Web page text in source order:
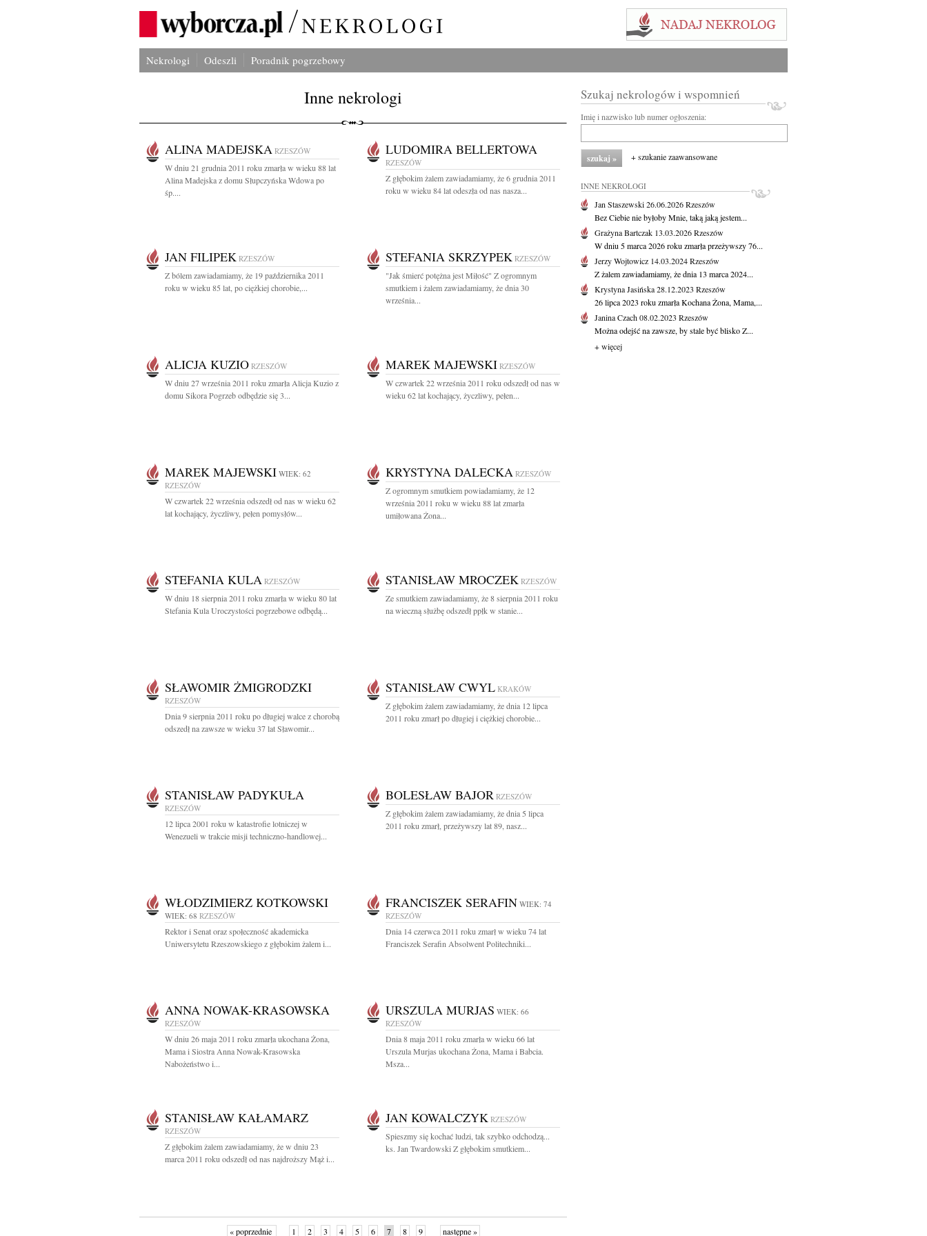
Nekrologi Odeszli Poradnik pogrzebowy
Inne nekrologi
ALINA MADEJSKA RZESZÓW
W dniu 21 grudnia 2011 roku zmarła w wieku 88 lat
Alina Madejska z domu Słupczyńska Wdowa po
śp....
LUDOMIRA BELLERTOWA
RZESZÓW
Z głębokim żalem zawiadamiamy, że 6 grudnia 2011
roku w wieku 84 lat odeszła od nas nasza...
JAN FILIPEK RZESZÓW
Z bólem zawiadamiamy, że 19 października 2011
roku w wieku 85 lat, po ciężkiej chorobie,...
STEFANIA SKRZYPEK RZESZÓW
"Jak śmierć potężna jest Miłość" Z ogromnym
smutkiem i żalem zawiadamiamy, że dnia 30
września...
ALICJA KUZIO RZESZÓW
W dniu 27 września 2011 roku zmarła Alicja Kuzio z
domu Sikora Pogrzeb odbędzie się 3...
MAREK MAJEWSKI RZESZÓW
W czwartek 22 września 2011 roku odszedł od nas w
wieku 62 lat kochający, życzliwy, pełen...
MAREK MAJEWSKI WIEK: 62
RZESZÓW
W czwartek 22 września odszedł od nas w wieku 62
lat kochający, życzliwy, pełen pomysłów...
KRYSTYNA DALECKA RZESZÓW
Z ogromnym smutkiem powiadamiamy, że 12
września 2011 roku w wieku 88 lat zmarła
umiłowana Żona...
STEFANIA KULA RZESZÓW
W dniu 18 sierpnia 2011 roku zmarła w wieku 80 lat
Stefania Kula Uroczystości pogrzebowe odbędą...
STANISŁAW MROCZEK RZESZÓW
Ze smutkiem zawiadamiamy, że 8 sierpnia 2011 roku
na wieczną służbę odszedł ppłk w stanie...
SŁAWOMIR ŻMIGRODZKI
RZESZÓW
Dnia 9 sierpnia 2011 roku po długiej walce z chorobą
odszedł na zawsze w wieku 37 lat Sławomir...
STANISŁAW CWYL KRAKÓW
Z głębokim żalem zawiadamiamy, że dnia 12 lipca
2011 roku zmarł po długiej i ciężkiej chorobie...
STANISŁAW PADYKUŁA
RZESZÓW
12 lipca 2001 roku w katastrofie lotniczej w
Wenezueli w trakcie misji techniczno-handlowej...
BOLESŁAW BAJOR RZESZÓW
Z głębokim żalem zawiadamiamy, że dnia 5 lipca
2011 roku zmarł, przeżywszy lat 89, nasz...
WŁODZIMIERZ KOTKOWSKI
WIEK: 68 RZESZÓW
Rektor i Senat oraz społeczność akademicka
Uniwersytetu Rzeszowskiego z głębokim żalem i...
FRANCISZEK SERAFIN WIEK: 74
RZESZÓW
Dnia 14 czerwca 2011 roku zmarł w wieku 74 lat
Franciszek Serafin Absolwent Politechniki...
ANNA NOWAK-KRASOWSKA
RZESZÓW
W dniu 26 maja 2011 roku zmarła ukochana Żona,
Mama i Siostra Anna Nowak-Krasowska
Nabożeństwo i...
URSZULA MURJAS WIEK: 66
RZESZÓW
Dnia 8 maja 2011 roku zmarła w wieku 66 lat
Urszula Murjas ukochana Żona, Mama i Babcia.
Msza...
STANISŁAW KAŁAMARZ
RZESZÓW
Z głębokim żalem zawiadamiamy, że w dniu 23
marca 2011 roku odszedł od nas najdroższy Mąż i...
JAN KOWALCZYK RZESZÓW
Spieszmy się kochać ludzi, tak szybko odchodzą...
ks. Jan Twardowski Z głębokim smutkiem...
« poprzednie 1 2 3 4 5 6 7 8 9 następne »
Szukaj nekrologów i wspomnień
Imię i nazwisko lub numer ogłoszenia:
+ szukanie zaawansowane
INNE NEKROLOGI
Jan Staszewski26.06.2026Rzeszów
Bez Ciebie nie byłoby Mnie, taką jaką jestem...
Grażyna Bartczak 13.03.2026Rzeszów
W dniu 5 marca 2026 roku zmarła przeżywszy 76...
Jerzy Wojtowicz 14.03.2024Rzeszów
Z żalem zawiadamiamy, że dnia 13 marca 2024...
Krystyna Jasińska28.12.2023 Rzeszów
26 lipca 2023 roku zmarła Kochana Żona, Mama,...
Janina Czach08.02.2023 Rzeszów
Można odejść na zawsze, by stale być blisko Z...
+ więcej